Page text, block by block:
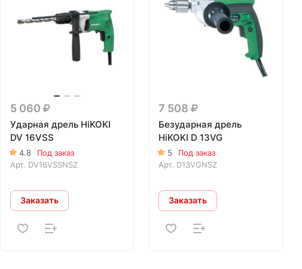
5 060
Ударная дрель HiKOKI
DV 16VSS
4.8
Под заказ
Арт. DV16VSSNSZ
Заказать
7 508
Безударная дрель
HiKOKI D 13VG
5
Под заказ
Арт. D13VGNSZ
Заказать